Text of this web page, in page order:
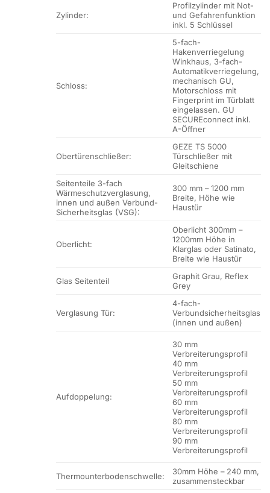
Zylinder:
Profilzylinder mit Not-
und Gefahrenfunktion
inkl. 5 Schlüssel
Schloss:
5-fach-
Hakenverriegelung
Winkhaus, 3-fach-
Automatikverriegelung,
mechanisch GU,
Motorschloss mit
Fingerprint im Türblatt
eingelassen. GU
SECUREconnect inkl.
A-Öffner
Obertürenschließer:
GEZE TS 5000
Türschließer mit
Gleitschiene
Seitenteile 3-fach
Wärmeschutzverglasung,
innen und außen Verbund-
Sicherheitsglas (VSG):
300 mm – 1200 mm
Breite, Höhe wie
Haustür
Oberlicht:
Oberlicht 300mm –
1200mm Höhe in
Klarglas oder Satinato,
Breite wie Haustür
Glas Seitenteil
Graphit Grau, Reflex
Grey
Verglasung Tür:
4-fach-
Verbundsicherheitsglas
(innen und außen)
Aufdoppelung:
30 mm
Verbreiterungsprofil
40 mm
Verbreiterungsprofil
50 mm
Verbreiterungsprofil
60 mm
Verbreiterungsprofil
80 mm
Verbreiterungsprofil
90 mm
Verbreiterungsprofil
Thermounterbodenschwelle:
30mm Höhe – 240 mm,
zusammensteckbar